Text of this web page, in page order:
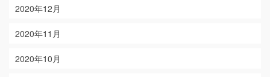
2020年12月
2020年11月
2020年10月